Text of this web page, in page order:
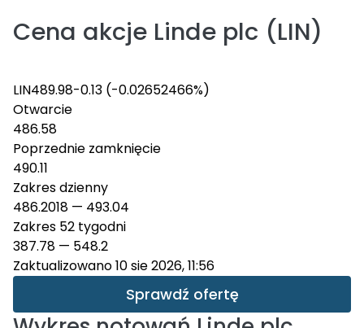
Cena akcje Linde plc (LIN)
LIN489.98-0.13 (-0.02652466%)
Otwarcie
486.58
Poprzednie zamknięcie
490.11
Zakres dzienny
486.2018 — 493.04
Zakres 52 tygodni
387.78 — 548.2
Zaktualizowano 10 sie 2026, 11:56
Sprawdź ofertę